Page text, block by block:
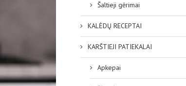
Šaltieji gėrimai
KALĖDŲ RECEPTAI
KARŠTIEJI PATIEKALAI
Apkepai